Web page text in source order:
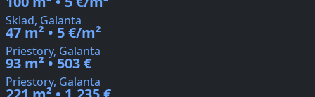
Sklad, Galanta
47 m² • 5 €/m²
Priestory, Galanta
93 m² • 503 €
Priestory, Galanta